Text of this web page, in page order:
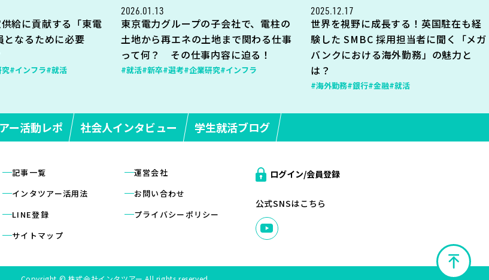
給に貢献する「東電
となるために必要
#インフラ#就活
2026.01.13
東京電力グループの子会社で、電柱の
土地から再エネの土地まで関わる仕事
って何？ その仕事内容に迫る！
#就活#新卒#選考#企業研究#インフラ
2025.12.17
世界を視野に成長する！英国駐在も経
験した SMBC 採用担当者に聞く「メガ
バンクにおける海外勤務」の魅力と
は？
#海外勤務#銀行#金融#就活
ー活動レポ 社会人インタビュー 学生就活ブログ
記事一覧
インタツアー活用法
LINE登録
サイトマップ
運営会社
お問い合わせ
プライバシーポリシー
ログイン/会員登録
公式SNSはこちら